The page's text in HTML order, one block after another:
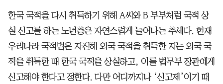
한국 국적을 다시 취득하기 위해 A씨와 B 부부처럼 국적 상
실 신고를 하는 노년층은 자연스럽게 늘어나는 추세다. 현재
우리나라 국적법은 자진해 외국 국적을 취득한 자는 외국 국
적을 취득한 때 한국 국적을 상실하고, 이를 법무부 장관에게
신고해야 한다고 정한다. 다만 어디까지나 ‘신고제’이기 때